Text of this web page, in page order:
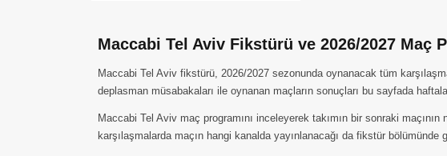
Maccabi Tel Aviv Fikstürü ve 2026/2027 Maç
Maccabi Tel Aviv fikstürü, 2026/2027 sezonunda oynanacak tüm
deplasman müsabakaları ile oynanan maçların sonuçları bu sayfada
Maccabi Tel Aviv maç programını inceleyerek takımın bir sonraki
karşılaşmalarda maçın hangi kanalda yayınlanacağı da fikstür bölümünde